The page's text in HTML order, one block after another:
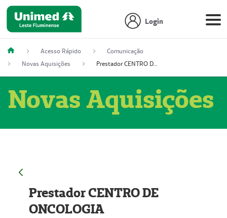
Login
Acesso Rápido
Comunicação
Novas Aquisições
Prestador CENTRO DE ONCOLOGIA
Novas Aquisições
Prestador CENTRO DE
ONCOLOGIA